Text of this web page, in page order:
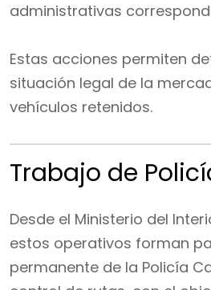
administrativas
Estas acciones permiten
situación legal de la
vehículos retenidos.
Trabajo de
Desde el Ministerio del
estos operativos forman
permanente de la Policía